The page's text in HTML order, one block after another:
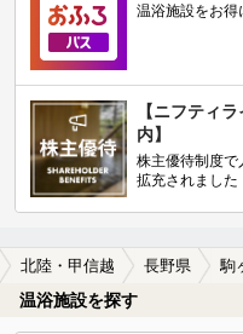
温浴施設をお得
【ニフティ
内】
株主優待制度で
拡充されました
北陸・甲信越 長野県 駒
温浴施設を探す